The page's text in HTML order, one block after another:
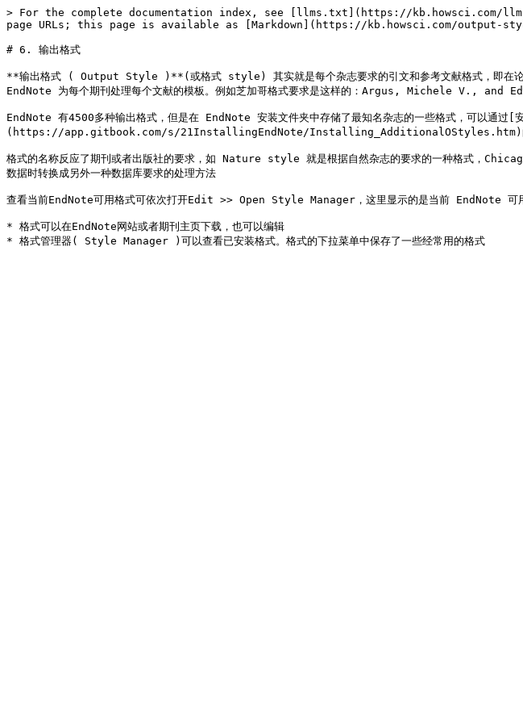
> For the complete documentation index, see [llms.txt](https://kb.howsci.com/
page URLs; this page is available as [Markdown](https://kb.howsci.com/output-
# 6. 输出格式
**输出格式 ( Output Style )**(或格式 style) 其实就是每个杂志要求的引文和参考文献格式，即在论文
EndNote 为每个期刊处理每个文献的模板。例如芝加哥格式要求是这样的：Argus, Michele V., and
EndNote 有4500多种输出格式，但是在 EndNote 安装文件夹中存储了最知名杂志的一些格式，可以通过[
(https://app.gitbook.com/s/21InstallingEndNote/Installing_AdditionalOStyles.htm)的方
格式的名称反应了期刊或者出版社的要求，如 Nature style 就是根据自然杂志的要求的一种格式，
数据时转换成另外一种数据库要求的处理方法
查看当前EndNote可用格式可依次打开Edit >> Open Style Manager，这里显示的是当前 EndNote 可用
* 格式可以在EndNote网站或者期刊主页下载，也可以编辑